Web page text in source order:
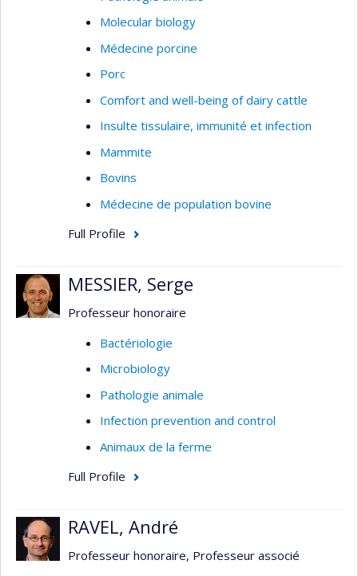
Molecular biology
Médecine porcine
Porc
Comfort and well-being of dairy cattle
Insulte tissulaire, immunité et infection
Mammite
Bovins
Médecine de population bovine
Full Profile
MESSIER, Serge
Professeur honoraire
Bactériologie
Microbiology
Pathologie animale
Infection prevention and control
Animaux de la ferme
Full Profile
RAVEL, André
Professeur honoraire, Professeur associé